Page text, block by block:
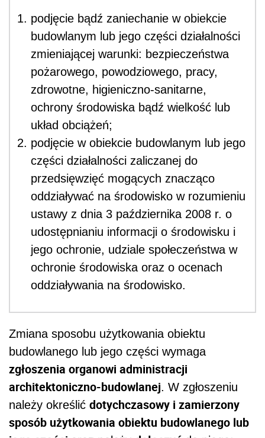
podjęcie bądź zaniechanie w obiekcie
budowlanym lub jego części działalności
zmieniającej warunki: bezpieczeństwa
pożarowego, powodziowego, pracy,
zdrowotne, higieniczno-sanitarne,
ochrony środowiska bądź wielkość lub
układ obciążeń;
podjęcie w obiekcie budowlanym lub jego
części działalności zaliczanej do
przedsięwzięć mogących znacząco
oddziaływać na środowisko w rozumieniu
ustawy z dnia 3 października 2008 r. o
udostępnianiu informacji o środowisku i
jego ochronie, udziale społeczeństwa w
ochronie środowiska oraz o ocenach
oddziaływania na środowisko.
Zmiana sposobu użytkowania obiektu
budowlanego lub jego części wymaga
zgłoszenia organowi administracji
architektoniczno-budowlanej. W zgłoszeniu
należy określić dotychczasowy i zamierzony
sposób użytkowania obiektu budowlanego lub